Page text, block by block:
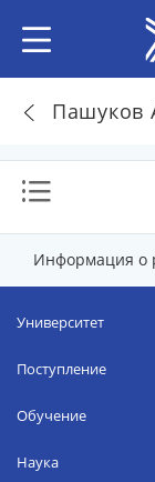
Пашуков
Информация о
Университет
Поступление
Обучение
Наука